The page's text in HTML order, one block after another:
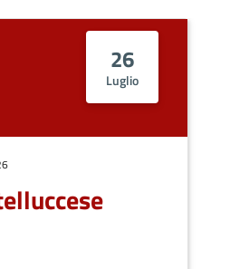
26
Luglio